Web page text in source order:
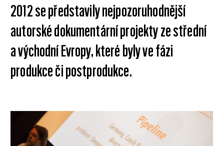
2012 se představily nejpozoruhodnější
autorské dokumentární projekty ze střední
a východní Evropy, které byly ve fázi
produkce či postprodukce.